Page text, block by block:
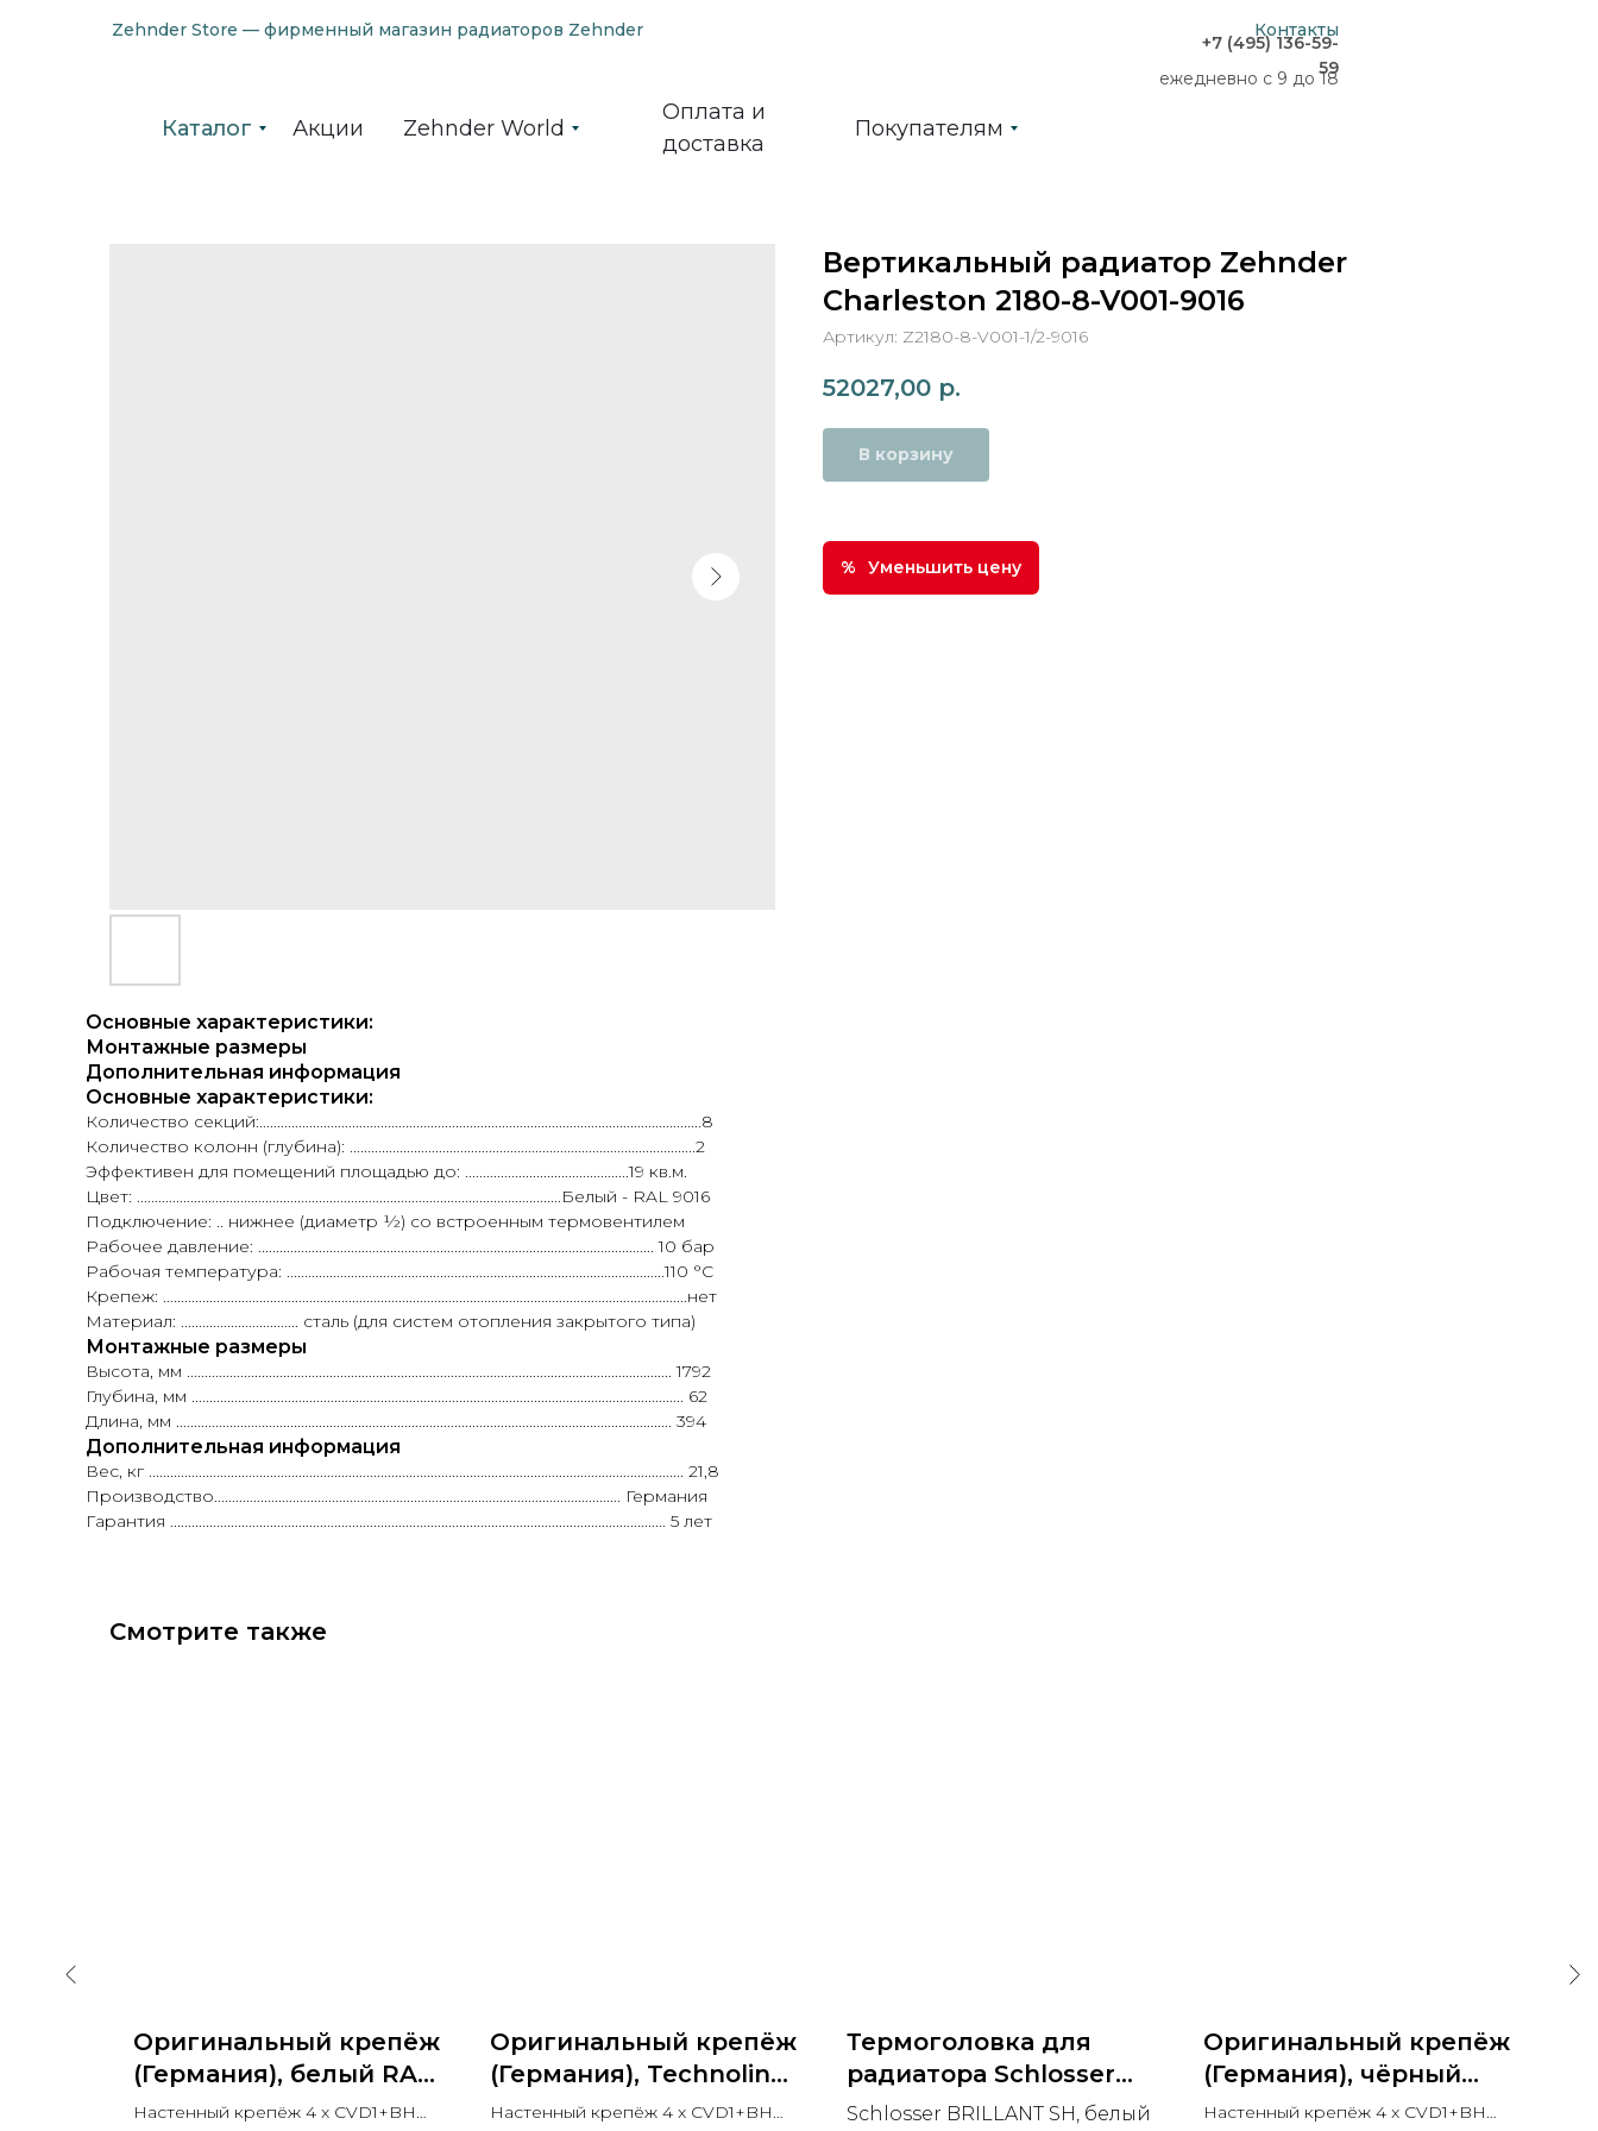
Zehnder Store — фирменный магазин радиаторов Zehnder
Zehnder World
ежедневно с 9 до 18
Акции Покупателям
Оплата и
доставка
Каталог
+7 (495) 136-59-
59
Контакты
Вертикальный радиатор Zehnder
Charleston 2180-8-V001-9016
Артикул: Z2180-8-V001-1/2-9016
52027,00 р.
В корзину
Уменьшить цену
Основные характеристики:
Монтажные размеры
Дополнительная информация
Основные характеристики:
Количество секций:............................................................................................................................8
Количество колонн (глубина): .................................................................................................2
Эффективен для помещений площадью до: ..............................................19 кв.м.
Цвет: .......................................................................................................................Белый - RAL 9016
Подключение: .. нижнее (диаметр ½) со встроенным термовентилем
Рабочее давление: ............................................................................................................... 10 бар
Рабочая температура: ..........................................................................................................110 °C
Крепеж: ...................................................................................................................................................нет
Материал: ................................. сталь (для систем отопления закрытого типа)
Монтажные размеры
Высота, мм ........................................................................................................................................ 1792
Глубина, мм .......................................................................................................................................... 62
Длина, мм ........................................................................................................................................... 394
Дополнительная информация
Вес, кг ...................................................................................................................................................... 21,8
Производство.................................................................................................................. Германия
Гарантия ........................................................................................................................................... 5 лет
Смотрите также
Оригинальный крепёж
(Германия), белый RAL
9016
Настенный крепёж 4 x CVD1+BH
Оригинальный крепёж
(Германия), Technoline
0325
Настенный крепёж 4 x CVD1+BH
Термоголовка для
радиатора Schlosser
BRILLANT SH (Польша)
Schlosser BRILLANT SH, белый
Оригинальный крепёж
(Германия), чёрный
Black Matt RAL 9005
Настенный крепёж 4 x CVD1+BH